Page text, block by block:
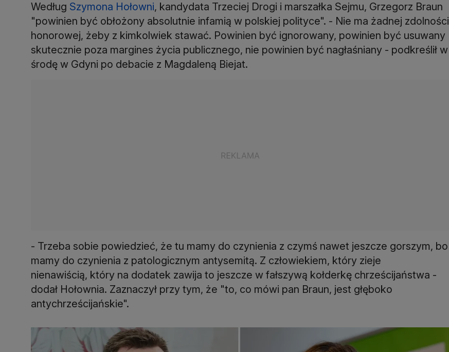
Według Szymona Hołowni, kandydata Trzeciej Drogi i marszałka Sejmu, Grzegorz Braun
"powinien być obłożony absolutnie infamią w polskiej polityce". - Nie ma żadnej zdolności
honorowej, żeby z kimkolwiek stawać. Powinien być ignorowany, powinien być usuwany
skutecznie poza margines życia publicznego, nie powinien być nagłaśniany - podkreślił w
środę w Gdyni po debacie z Magdaleną Biejat.
- Trzeba sobie powiedzieć, że tu mamy do czynienia z czymś nawet jeszcze gorszym, bo
mamy do czynienia z patologicznym antysemitą. Z człowiekiem, który zieje
nienawiścią, który na dodatek zawija to jeszcze w fałszywą kołderkę chrześcijaństwa -
dodał Hołownia. Zaznaczył przy tym, że "to, co mówi pan Braun, jest głęboko
antychrześcijańskie".